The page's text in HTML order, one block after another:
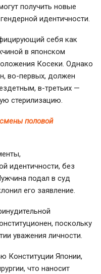
получить новые
идентичности.
себя как
в японском
Косеки. Однако
во-первых, должен
в-третьих —
стерилизацию.
половой
идентичности, без
подал в суд
его заявление.
поскольку
уважения личности.
Конституции Японии,
что наносит